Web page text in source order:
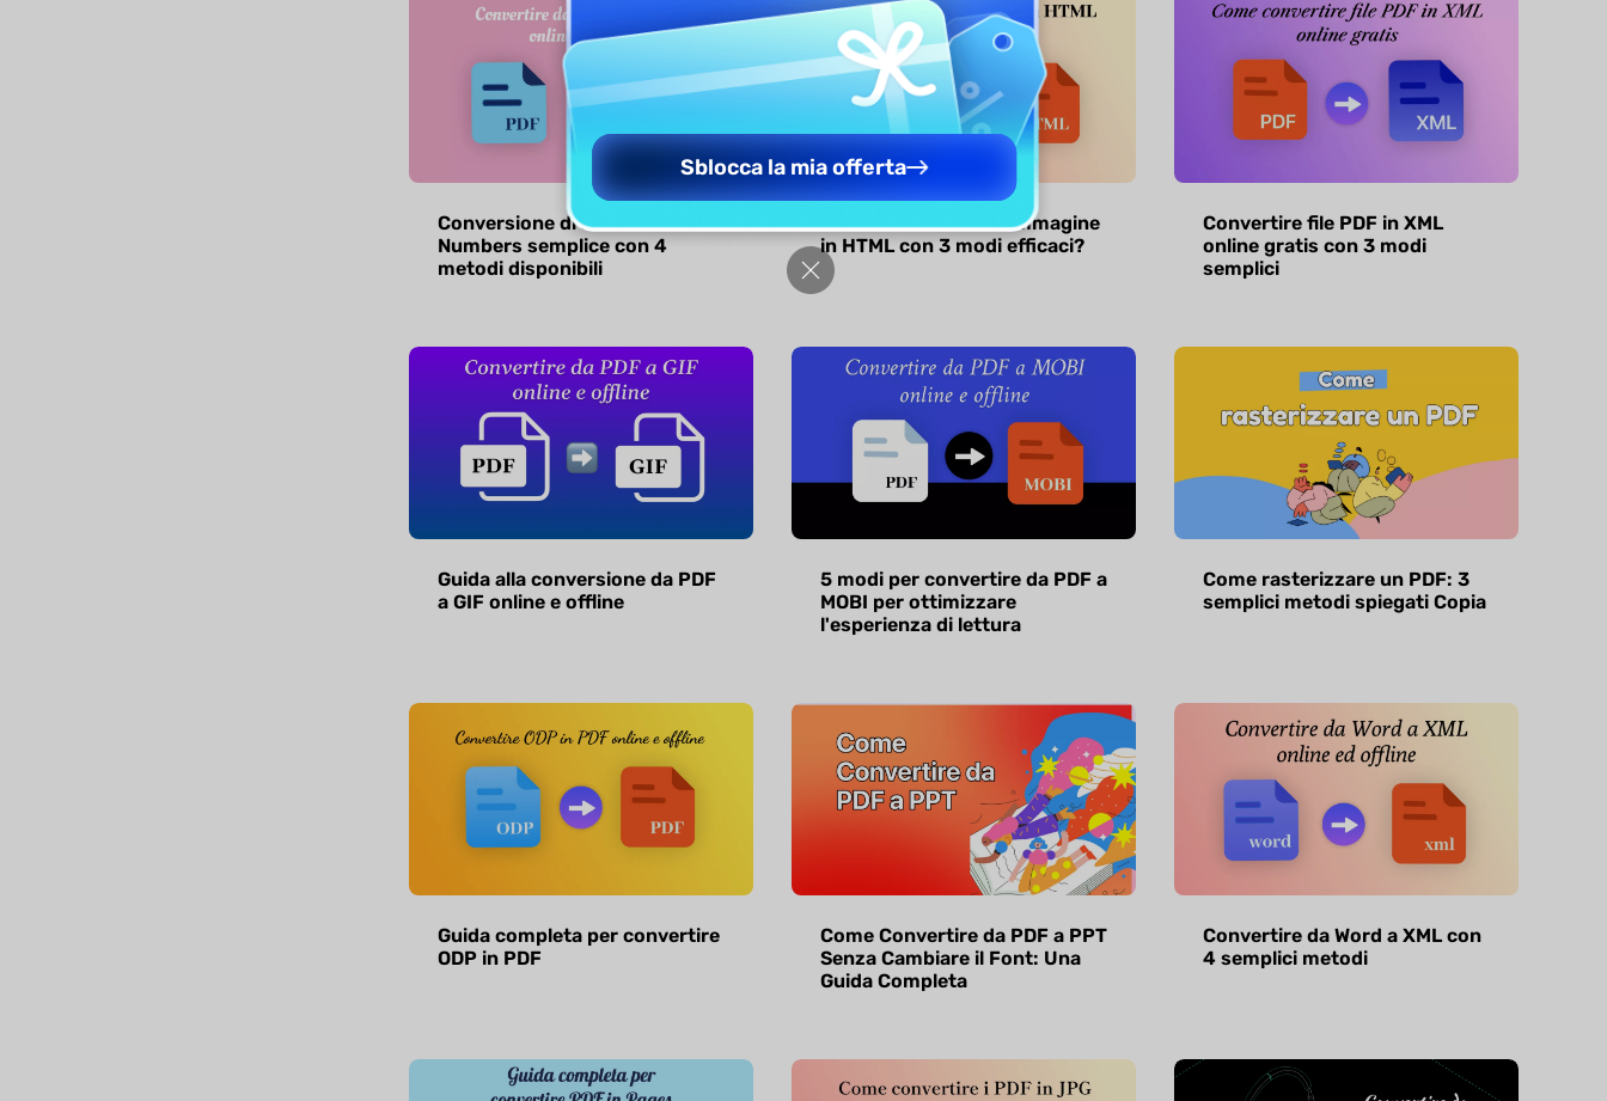
Conversione di PDF in
Numbers semplice con 4
metodi disponibili
Come convertire un'immagine
in HTML con 3 modi efficaci?
Convertire file PDF in XML
online gratis con 3 modi
semplici
Guida alla conversione da PDF
a GIF online e offline
5 modi per convertire da PDF a
MOBI per ottimizzare
l'esperienza di lettura
Come rasterizzare un PDF: 3
semplici metodi spiegati Copia
Guida completa per convertire
ODP in PDF
Come Convertire da PDF a PPT
Senza Cambiare il Font: Una
Guida Completa
Convertire da Word a XML con
4 semplici metodi
Sblocca la mia offerta